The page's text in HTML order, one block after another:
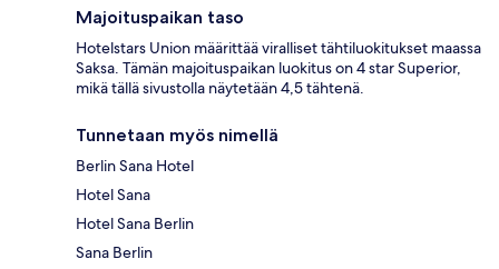
Majoituspaikan taso
Hotelstars Union määrittää viralliset tähtiluokitukset maassa
Saksa. Tämän majoituspaikan luokitus on 4 star Superior,
mikä tällä sivustolla näytetään 4,5 tähtenä.
Tunnetaan myös nimellä
Berlin Sana Hotel
Hotel Sana
Hotel Sana Berlin
Sana Berlin